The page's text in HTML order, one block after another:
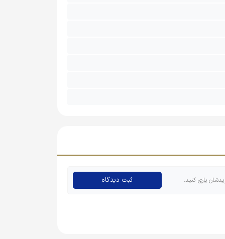
یاری کنید. ثبت دیدگاه